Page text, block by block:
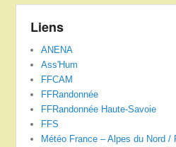
Liens
ANENA
Ass'Hum
FFCAM
FFRandonnée
FFRandonnée Haute-Savoie
FFS
Météo France – Alpes du Nord /